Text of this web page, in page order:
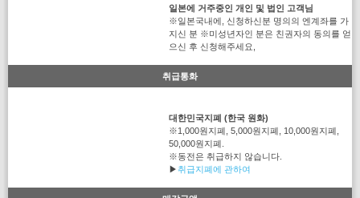
일본에 거주중인 개인 및 법인 고객님
※일본국내에, 신청하신분 명의의 엔계좌를 가
지신 분 ※미성년자인 분은 친권자의 동의를 얻
으신 후 신청해주세요,
취급통화
대한민국지폐 (한국 원화)
※1,000원지폐, 5,000원지폐, 10,000원지폐,
50,000원지폐.
※동전은 취급하지 않습니다.
▶취급지폐에 관하여